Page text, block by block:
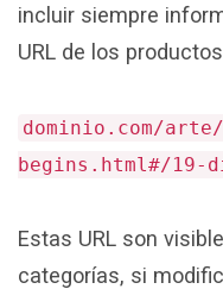
incluir siempre
URL de los
dominio.com/
begins.html#/19-
Estas URL son
categorías, si